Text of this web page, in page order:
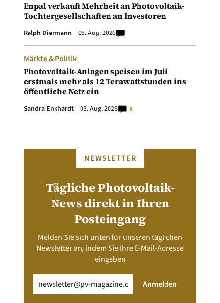
Enpal verkauft Mehrheit an Photovoltaik-
Tochtergesellschaften an Investoren
Ralph Diermann 05. Aug. 2026
Märkte & Politik
Photovoltaik-Anlagen speisen im Juli
erstmals mehr als 12 Terawattstunden ins
öffentliche Netz ein
Sandra Enkhardt 03. Aug. 2026 8
NEWSLETTER
Tägliche Photovoltaik-
News direkt in Ihren
Posteingang
Melden Sie sich unten für unseren täglichen
Newsletter an, indem Sie Ihre E-Mail-Adresse
eingeben
(erforderlich) Anmelden